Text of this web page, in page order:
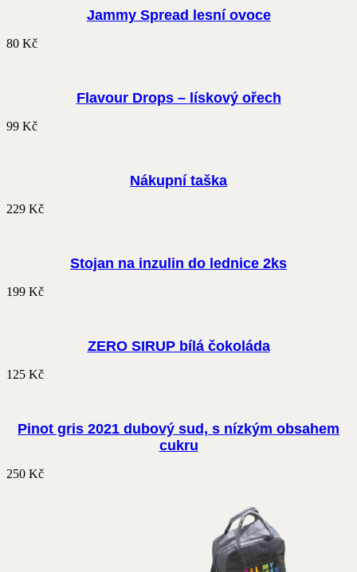
Jammy Spread lesní ovoce
80 Kč
Flavour Drops – lískový ořech
99 Kč
Nákupní taška
229 Kč
Stojan na inzulin do lednice 2ks
199 Kč
ZERO SIRUP bílá čokoláda
125 Kč
Pinot gris 2021 dubový sud, s nízkým obsahem
cukru
250 Kč